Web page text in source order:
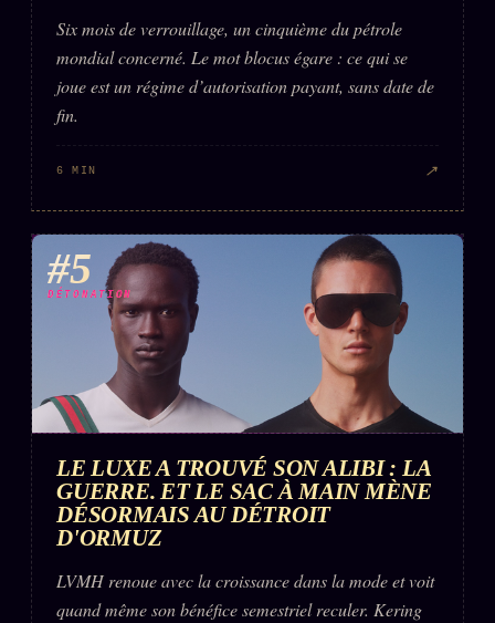
Six mois de verrouillage, un cinquième du pétrole
mondial concerné. Le mot blocus égare : ce qui se
joue est un régime d’autorisation payant, sans date de
fin.
6 MIN ↗
#5
DÉTONATION
LE LUXE A TROUVÉ SON ALIBI : LA
GUERRE. ET LE SAC À MAIN MÈNE
DÉSORMAIS AU DÉTROIT
D'ORMUZ
LVMH renoue avec la croissance dans la mode et voit
quand même son bénéfice semestriel reculer. Kering